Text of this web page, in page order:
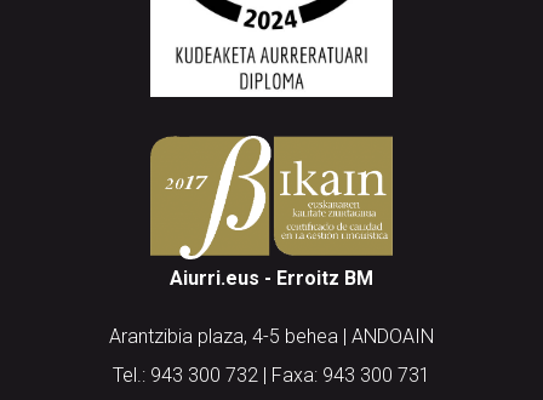
Aiurri.eus - Erroitz BM
Arantzibia plaza, 4-5 behea | ANDOAIN
Tel.: 943 300 732 | Faxa: 943 300 731